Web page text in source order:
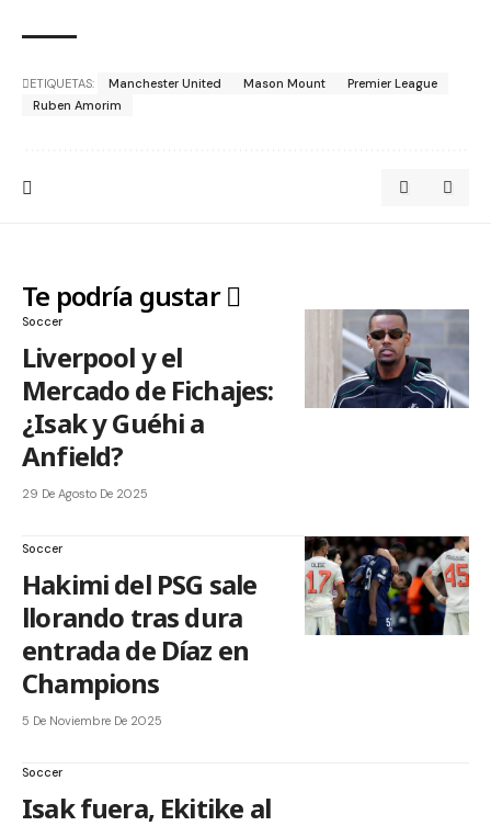
ETIQUETAS: Manchester United Mason Mount
Premier League
Ruben Amorim
Te podría gustar
Soccer
Liverpool y el
Mercado de Fichajes:
¿Isak y Guéhi a
Anfield?
29 De Agosto De 2025
Soccer
Hakimi del PSG sale
llorando tras dura
entrada de Díaz en
Champions
5 De Noviembre De 2025
Soccer
Isak fuera, Ekitike al